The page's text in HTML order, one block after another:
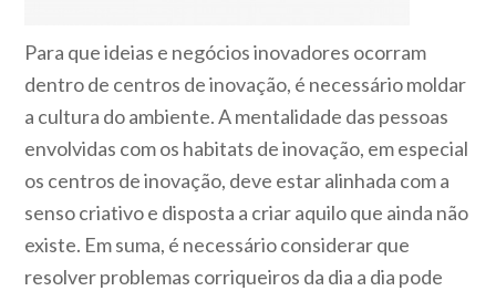
Para que ideias e negócios inovadores ocorram
dentro de centros de inovação, é necessário moldar
a cultura do ambiente. A mentalidade das pessoas
envolvidas com os habitats de inovação, em especial
os centros de inovação, deve estar alinhada com a
senso criativo e disposta a criar aquilo que ainda não
existe. Em suma, é necessário considerar que
resolver problemas corriqueiros da dia a dia pode